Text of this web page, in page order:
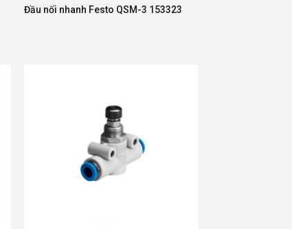
Đầu nối nhanh Festo QSM-3 153323